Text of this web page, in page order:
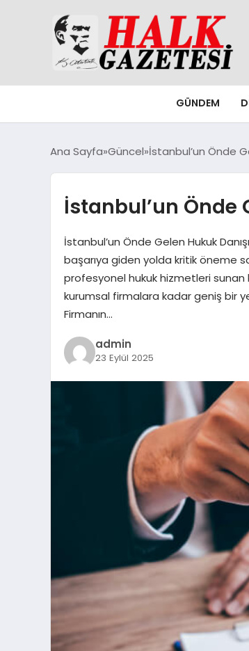
GÜNDEM
Ana Sayfa Güncel İstanbul’un Önde
İstanbul’un Önde
İstanbul’un Önde Gelen Hukuk
başarıya giden yolda kritik öneme
profesyonel hukuk hizmetleri sunan
kurumsal firmalara kadar geniş bir
Firmanın…
admin
23 Eylül 2025